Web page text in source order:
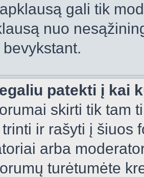
gali tik
nuo
patekti į kai
skirti tik tam
ir rašyti į šiuos
arba
turėtumėte